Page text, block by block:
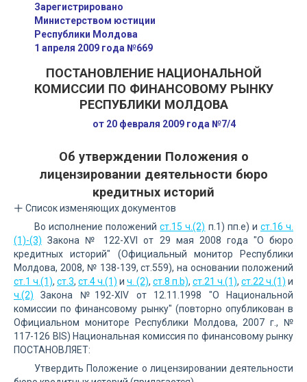
Зарегистрировано
Министерством юстиции
Республики Молдова
1 апреля 2009 года №669
ПОСТАНОВЛЕНИЕ НАЦИОНАЛЬНОЙ
КОМИССИИ ПО ФИНАНСОВОМУ РЫНКУ
РЕСПУБЛИКИ МОЛДОВА
от 20 февраля 2009 года №7/4
Об утверждении Положения о
лицензировании деятельности бюро
кредитных историй
Список изменяющих документов
Во исполнение положенийст.15 ч.(2) п.1) пп.е) и ст.16 ч.
(1)-(3) Закона № 122-XVI от 29 мая 2008 года "О бюро
кредитных историй" (Официальный монитор Республики
Молдова, 2008, № 138-139, ст.559), на основании положений
ст.1 ч.(1), ст.3, ст.4 ч.(1) и ч. (2), ст.8 п.b), ст.21 ч.(1), ст.22 ч.(1) и
ч.(2) Закона №192-XIV от 12.11.1998 "О Национальной
комиссии по финансовому рынку" (повторно опубликован в
Официальном мониторе Республики Молдова, 2007 г., №
117-126 BIS) Национальная комиссия по финансовому рынку
ПОСТАНОВЛЯЕТ:
Утвердить Положение о лицензировании деятельности